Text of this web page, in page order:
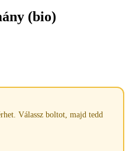
(bio)
Válassz boltot, majd tedd